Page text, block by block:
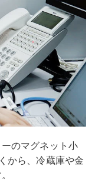
のマグネット小
から、冷蔵庫や金